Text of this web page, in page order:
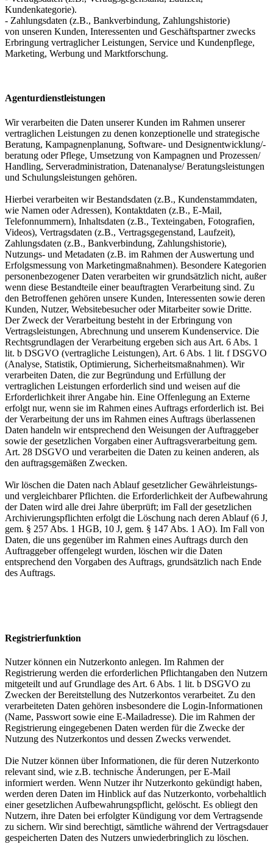
Kundenkategorie).
- Zahlungsdaten (z.B., Bankverbindung, Zahlungshistorie)
von unseren Kunden, Interessenten und Geschäftspartner zwecks
Erbringung vertraglicher Leistungen, Service und Kundenpflege,
Marketing, Werbung und Marktforschung.
Agenturdienstleistungen
Wir verarbeiten die Daten unserer Kunden im Rahmen unserer
vertraglichen Leistungen zu denen konzeptionelle und strategische
Beratung, Kampagnenplanung, Software- und Designentwicklung/-
beratung oder Pflege, Umsetzung von Kampagnen und Prozessen/
Handling, Serveradministration, Datenanalyse/ Beratungsleistungen
und Schulungsleistungen gehören.
Hierbei verarbeiten wir Bestandsdaten (z.B., Kundenstammdaten,
wie Namen oder Adressen), Kontaktdaten (z.B., E-Mail,
Telefonnummern), Inhaltsdaten (z.B., Texteingaben, Fotografien,
Videos), Vertragsdaten (z.B., Vertragsgegenstand, Laufzeit),
Zahlungsdaten (z.B., Bankverbindung, Zahlungshistorie),
Nutzungs- und Metadaten (z.B. im Rahmen der Auswertung und
Erfolgsmessung von Marketingmaßnahmen). Besondere Kategorien
personenbezogener Daten verarbeiten wir grundsätzlich nicht, außer
wenn diese Bestandteile einer beauftragten Verarbeitung sind. Zu
den Betroffenen gehören unsere Kunden, Interessenten sowie deren
Kunden, Nutzer, Websitebesucher oder Mitarbeiter sowie Dritte.
Der Zweck der Verarbeitung besteht in der Erbringung von
Vertragsleistungen, Abrechnung und unserem Kundenservice. Die
Rechtsgrundlagen der Verarbeitung ergeben sich aus Art. 6 Abs. 1
lit. b DSGVO (vertragliche Leistungen), Art. 6 Abs. 1 lit. f DSGVO
(Analyse, Statistik, Optimierung, Sicherheitsmaßnahmen). Wir
verarbeiten Daten, die zur Begründung und Erfüllung der
vertraglichen Leistungen erforderlich sind und weisen auf die
Erforderlichkeit ihrer Angabe hin. Eine Offenlegung an Externe
erfolgt nur, wenn sie im Rahmen eines Auftrags erforderlich ist. Bei
der Verarbeitung der uns im Rahmen eines Auftrags überlassenen
Daten handeln wir entsprechend den Weisungen der Auftraggeber
sowie der gesetzlichen Vorgaben einer Auftragsverarbeitung gem.
Art. 28 DSGVO und verarbeiten die Daten zu keinen anderen, als
den auftragsgemäßen Zwecken.
Wir löschen die Daten nach Ablauf gesetzlicher Gewährleistungs-
und vergleichbarer Pflichten. die Erforderlichkeit der Aufbewahrung
der Daten wird alle drei Jahre überprüft; im Fall der gesetzlichen
Archivierungspflichten erfolgt die Löschung nach deren Ablauf (6 J,
gem. § 257 Abs. 1 HGB, 10 J, gem. § 147 Abs. 1 AO). Im Fall von
Daten, die uns gegenüber im Rahmen eines Auftrags durch den
Auftraggeber offengelegt wurden, löschen wir die Daten
entsprechend den Vorgaben des Auftrags, grundsätzlich nach Ende
des Auftrags.
Registrierfunktion
Nutzer können ein Nutzerkonto anlegen. Im Rahmen der
Registrierung werden die erforderlichen Pflichtangaben den Nutzern
mitgeteilt und auf Grundlage des Art. 6 Abs. 1 lit. b DSGVO zu
Zwecken der Bereitstellung des Nutzerkontos verarbeitet. Zu den
verarbeiteten Daten gehören insbesondere die Login-Informationen
(Name, Passwort sowie eine E-Mailadresse). Die im Rahmen der
Registrierung eingegebenen Daten werden für die Zwecke der
Nutzung des Nutzerkontos und dessen Zwecks verwendet.
Die Nutzer können über Informationen, die für deren Nutzerkonto
relevant sind, wie z.B. technische Änderungen, per E-Mail
informiert werden. Wenn Nutzer ihr Nutzerkonto gekündigt haben,
werden deren Daten im Hinblick auf das Nutzerkonto, vorbehaltlich
einer gesetzlichen Aufbewahrungspflicht, gelöscht. Es obliegt den
Nutzern, ihre Daten bei erfolgter Kündigung vor dem Vertragsende
zu sichern. Wir sind berechtigt, sämtliche während der Vertragsdauer
gespeicherten Daten des Nutzers unwiederbringlich zu löschen.